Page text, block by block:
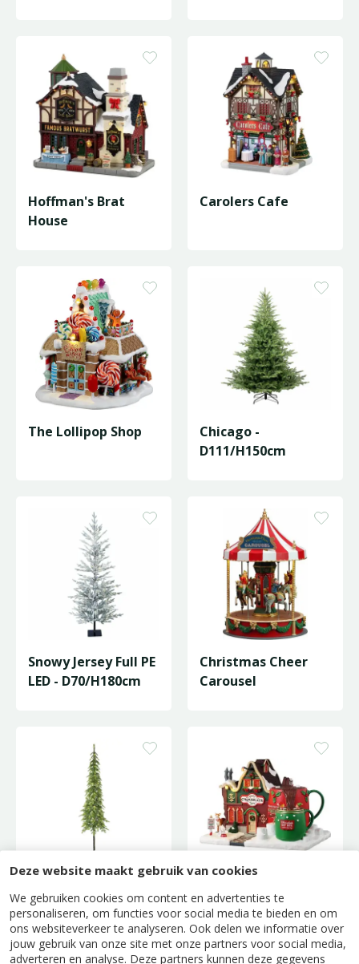
Deze website maakt gebruik van cookies
We gebruiken cookies om content en advertenties te
personaliseren, om functies voor social media te bieden en om
ons websiteverkeer te analyseren. Ook delen we informatie over
jouw gebruik van onze site met onze partners voor social media,
adverteren en analyse. Deze partners kunnen deze gegevens
Hoffman's Brat
House
Carolers Cafe
The Lollipop Shop
Chicago -
D111/H150cm
Snowy Jersey Full PE
LED - D70/H180cm
Christmas Cheer
Carousel
Colwood Full PE
Wrap LED -
D50/H180cm
Hot Chocolate Spa